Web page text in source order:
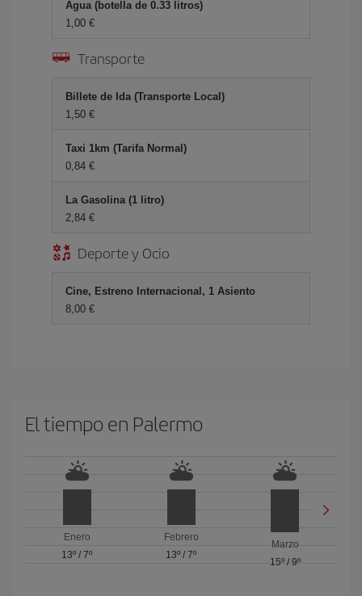
Agua (botella de 0.33 litros)
1,00 €
Transporte
Billete de Ida (Transporte Local)
1,50 €
Taxi 1km (Tarifa Normal)
0,84 €
La Gasolina (1 litro)
2,84 €
Deporte y Ocio
Cine, Estreno Internacional, 1 Asiento
8,00 €
El tiempo en Palermo
Enero
13º /7º
Febrero
13º / 7º
Marzo
15º/ 9º